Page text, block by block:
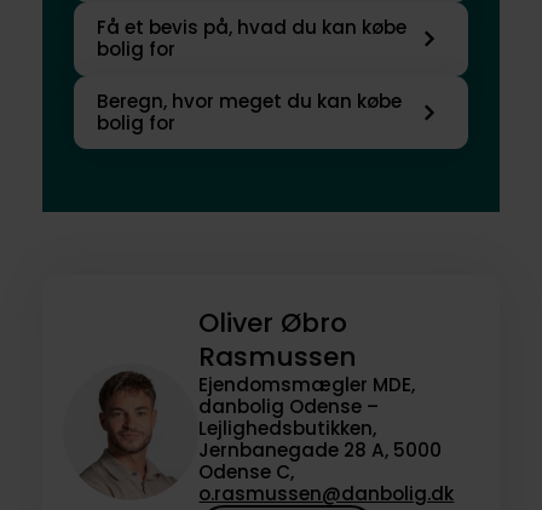
Få et bevis på, hvad du kan købe
bolig for
Beregn, hvor meget du kan købe
bolig for
Oliver Øbro
Rasmussen
Ejendomsmægler MDE,
danbolig Odense –
Lejlighedsbutikken,
Jernbanegade 28 A, 5000
Odense C,
o.rasmussen@danbolig.dk